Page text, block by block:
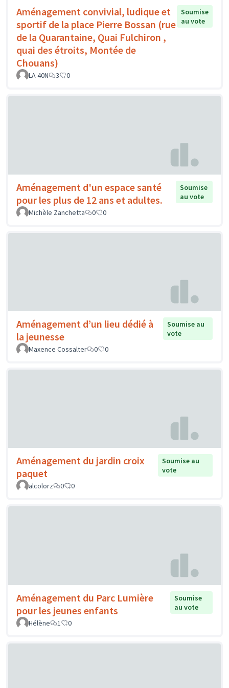
Aménagement convivial, ludique et
sportif de la place Pierre Bossan (rue
de la Quarantaine, Quai Fulchiron ,
quai des étroits, Montée de
Chouans)
Soumise
au vote
LA 40N 3 0
Aménagement d'un espace santé
pour les plus de 12 ans et adultes.
Soumise
au vote
Michèle Zanchetta
0 0
Aménagement d’un lieu dédié à
la jeunesse
Soumise au
vote
Maxence Cossalter
0 0
Aménagement du jardin croix
paquet
Soumise au
vote
alcolorz
0 0
Aménagement du Parc Lumière
pour les jeunes enfants
Soumise
au vote
Hélène
1 0